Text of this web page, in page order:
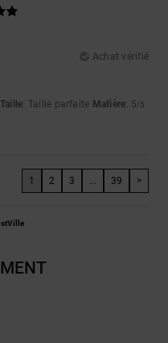
Achat vérifié
Taille: Taille parfaite Matière: 5/5
1 2 3 ... 39 >